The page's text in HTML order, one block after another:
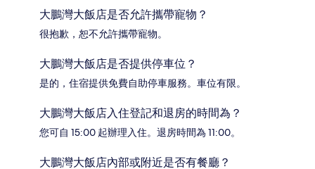
大鵬灣大飯店是否允許攜帶寵物？
很抱歉，恕不允許攜帶寵物。
大鵬灣大飯店是否提供停車位？
是的，住宿提供免費自助停車服務。車位有限。
大鵬灣大飯店入住登記和退房的時間為？
您可自 15:00 起辦理入住。退房時間為 11:00。
大鵬灣大飯店內部或附近是否有餐廳？